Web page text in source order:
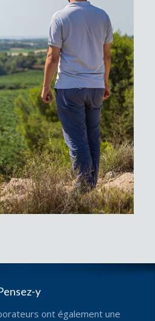
y
ont également une